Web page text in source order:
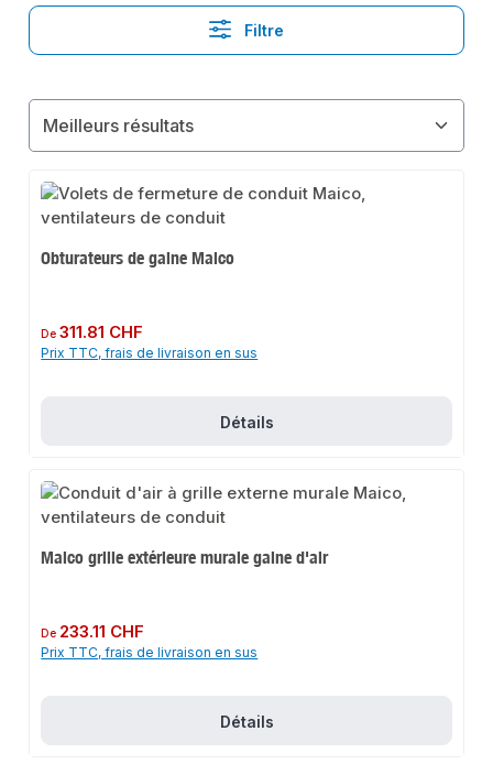
Filtre
Obturateurs de gaine Maico
Prix régulier :
De311.81 CHF
Prix TTC, frais de livraison en sus
Détails
Maico grille extérieure murale gaine d'air
Prix régulier :
De 233.11 CHF
Prix TTC, frais de livraison en sus
Détails